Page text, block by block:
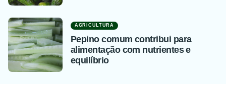
AGRICULTURA
Pepino comum contribui para
alimentação com nutrientes e
equilíbrio